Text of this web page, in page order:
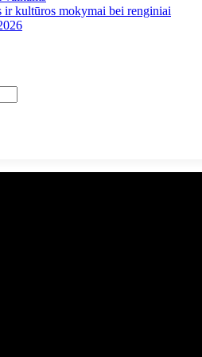
kultūros mokymai bei renginiai